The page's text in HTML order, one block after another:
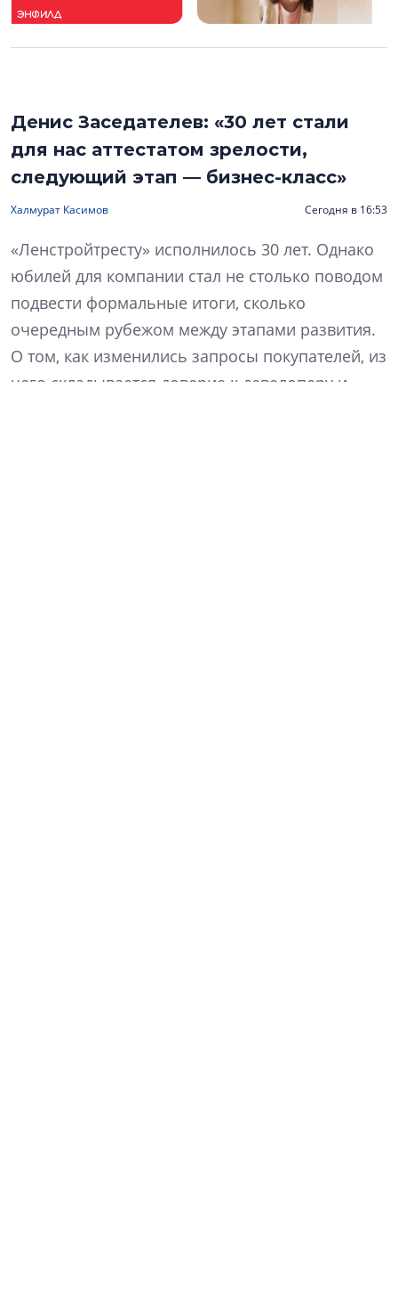
Денис Заседателев: «30 лет стали
для нас аттестатом зрелости,
следующий этап — бизнес-класс»
Халмурат Касимов Сегодня в 16:53
«Ленстройтресту» исполнилось 30 лет. Однако
юбилей для компании стал не столько поводом
подвести формальные итоги, сколько
очередным рубежом между этапами развития.
О том, как изменились запросы покупателей, из
чего складывается доверие к девелоперу и